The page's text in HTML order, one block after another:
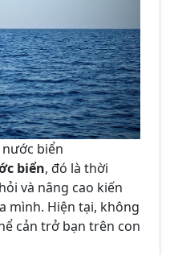
biển
biển, đó là thời
và nâng cao kiến
mình. Hiện tại, không
cản trở bạn trên con